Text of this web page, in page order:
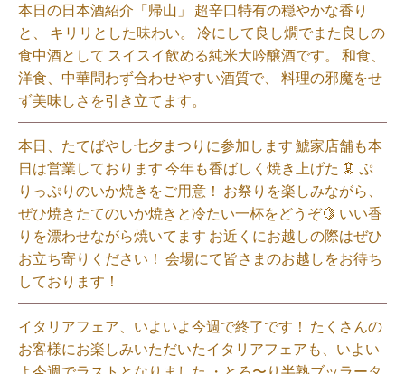
本日の日本酒紹介「帰山」 超辛口特有の穏やかな香り
と、 キリリとした味わい。 冷にして良し燗でまた良しの
食中酒として スイスイ飲める純米大吟醸酒です。 和食、
洋食、中華問わず合わせやすい酒質で、 料理の邪魔をせ
ず美味しさを引き立てます。
本日、たてばやし七夕まつりに参加します 鯱家店舗も本
日は営業しております️ 今年も香ばしく焼き上げた 🦑 ぷ
りっぷりのいか焼きをご用意！ お祭りを楽しみながら、
ぜひ焼きたてのいか焼きと冷たい一杯をどうぞ🍋 いい香
りを漂わせながら焼いてます お近くにお越しの際はぜひ
お立ち寄りください！ 会場にて皆さまのお越しをお待ち
しております！
イタリアフェア、いよいよ今週で終了です！ たくさんの
お客様にお楽しみいただいたイタリアフェアも、いよい